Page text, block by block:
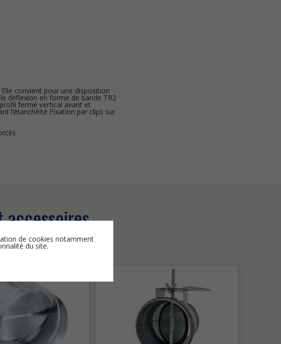
convient pour une disposition
déflexion en forme de bande TR2
fermé vertical avant et
l’étanchéité Fixation par clips sur
de cookies notamment
du site.